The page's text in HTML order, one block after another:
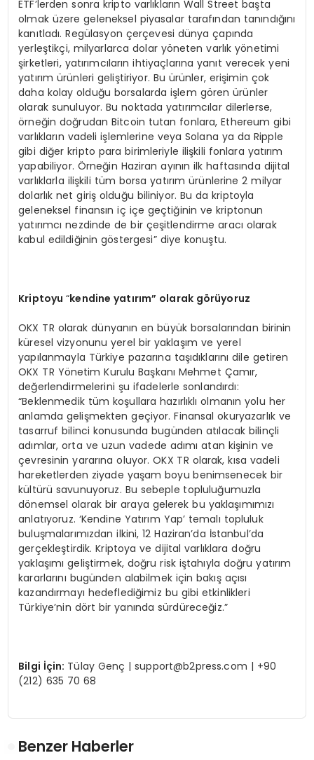
ETF’lerden sonra kripto varlıkların Wall Street başta
olmak üzere geleneksel piyasalar tarafından tanındığını
kanıtladı. Regülasyon çerçevesi dünya çapında
yerleştikçi, milyarlarca dolar yöneten varlık yönetimi
şirketleri, yatırımcıların ihtiyaçlarına yanıt verecek yeni
yatırım ürünleri geliştiriyor. Bu ürünler, erişimin çok
daha kolay olduğu borsalarda işlem gören ürünler
olarak sunuluyor. Bu noktada yatırımcılar dilerlerse,
örneğin doğrudan Bitcoin tutan fonlara, Ethereum gibi
varlıkların vadeli işlemlerine veya Solana ya da Ripple
gibi diğer kripto para birimleriyle ilişkili fonlara yatırım
yapabiliyor. Örneğin Haziran ayının ilk haftasında dijital
varlıklarla ilişkili tüm borsa yatırım ürünlerine 2 milyar
dolarlık net giriş olduğu biliniyor. Bu da kriptoyla
geleneksel finansın iç içe geçtiğinin ve kriptonun
yatırımcı nezdinde de bir çeşitlendirme aracı olarak
kabul edildiğinin göstergesi” diye konuştu.
Kriptoyu“kendine yatırım” olarak görüyoruz
OKX TR olarak dünyanın en büyük borsalarından birinin
küresel vizyonunu yerel bir yaklaşım ve yerel
yapılanmayla Türkiye pazarına taşıdıklarını dile getiren
OKX TR Yönetim Kurulu Başkanı Mehmet Çamır,
değerlendirmelerini şu ifadelerle sonlandırdı:
“Beklenmedik tüm koşullara hazırlıklı olmanın yolu her
anlamda gelişmekten geçiyor. Finansal okuryazarlık ve
tasarruf bilinci konusunda bugünden atılacak bilinçli
adımlar, orta ve uzun vadede adımı atan kişinin ve
çevresinin yararına oluyor. OKX TR olarak, kısa vadeli
hareketlerden ziyade yaşam boyu benimsenecek bir
kültürü savunuyoruz. Bu sebeple topluluğumuzla
dönemsel olarak bir araya gelerek bu yaklaşımımızı
anlatıyoruz. ‘Kendine Yatırım Yap’ temalı topluluk
buluşmalarımızdan ilkini, 12 Haziran’da İstanbul’da
gerçekleştirdik. Kriptoya ve dijital varlıklara doğru
yaklaşımı geliştirmek, doğru risk iştahıyla doğru yatırım
kararlarını bugünden alabilmek için bakış açısı
kazandırmayı hedeflediğimiz bu gibi etkinlikleri
Türkiye’nin dört bir yanında sürdüreceğiz.”
Bilgi İçin: Tülay Genç |support@b2press.com | +90
(212) 635 70 68
Benzer Haberler